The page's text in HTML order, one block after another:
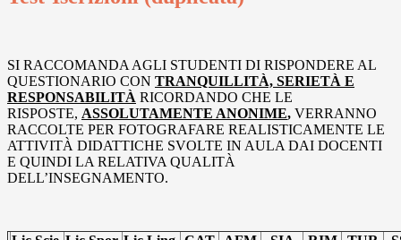
SI RACCOMANDA AGLI STUDENTI DI RISPONDERE AL
QUESTIONARIO CON TRANQUILLITÀ, SERIETÀ E
RESPONSABILITÀ RICORDANDO CHE LE
RISPOSTE, ASSOLUTAMENTE ANONIME, VERRANNO
RACCOLTE PER FOTOGRAFARE REALISTICAMENTE LE
ATTIVITÀ DIDATTICHE SVOLTE IN AULA DAI DOCENTI
E QUINDI LA RELATIVA QUALITÀ
DELL’INSEGNAMENTO.